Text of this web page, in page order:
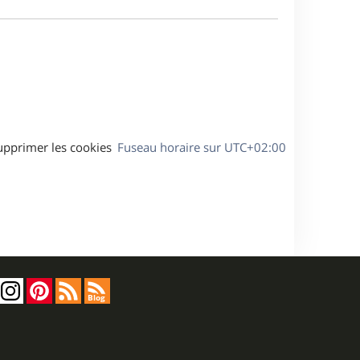
Fuseau horaire sur UTC+02:00
les cookies